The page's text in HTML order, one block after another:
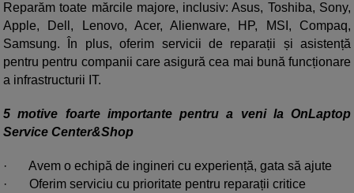
Reparăm toate mărcile majore, inclusiv: Asus, Toshiba, Sony,
Apple, Dell, Lenovo, Acer, Alienware, HP, MSI, Compaq,
Samsung. În plus, oferim servicii de reparații și asistență
pentru pentru companii care asigură cea mai bună funcționare
a infrastructurii IT.
5 motive foarte importante pentru a veni la OnLaptop
Service Center&Shop
·
Avem o echipă de ingineri cu experiență, gata să ajute
·
Oferim serviciu cu prioritate pentru reparații critice